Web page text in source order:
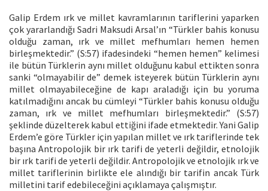
Galip Erdem ırk ve millet kavramlarının tariflerini yaparken
çok yararlandığı Sadri Maksudi Arsal’ın “Türkler bahis konusu
olduğu zaman, ırk ve millet mefhumları hemen hemen
birleşmektedir.” (S:57) ifadesindeki “hemen hemen” kelimesi
ile bütün Türklerin aynı millet olduğunu kabul ettikten sonra
sanki “olmayabilir de” demek isteyerek bütün Türklerin aynı
millet olmayabileceğine de kapı araladığı için bu yoruma
katılmadığını ancak bu cümleyi “Türkler bahis konusu olduğu
zaman, ırk ve millet mefhumları birleşmektedir.” (S:57)
şeklinde düzelterek kabul ettiğini ifade etmektedir. Yani Galip
Erdem’e göre Türkler için yapılan millet ve ırk tariflerinde tek
başına Antropolojik bir ırk tarifi de yeterli değildir, etnolojik
bir ırk tarifi de yeterli değildir. Antropolojik ve etnolojik ırk ve
millet tariflerinin birlikte ele alındığı bir tarifin ancak Türk
milletini tarif edebileceğini açıklamaya çalışmıştır.